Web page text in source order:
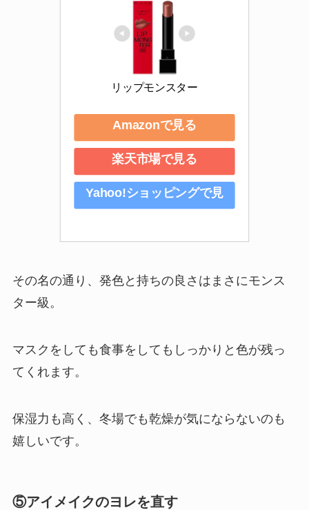
リップモンスター
Amazonで見る
楽天市場で見る
Yahoo!ショッピングで見
その名の通り、発色と持ちの良さはまさにモンス
ター級。
マスクをしても食事をしてもしっかりと色が残っ
てくれます。
保湿力も高く、冬場でも乾燥が気にならないのも
嬉しいです。
⑤アイメイクのヨレを直す